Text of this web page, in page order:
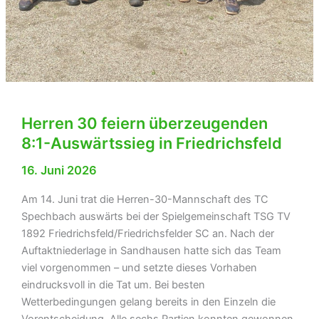
Herren 30 feiern überzeugenden
8:1-Auswärtssieg in Friedrichsfeld
16. Juni 2026
Am 14. Juni trat die Herren-30-Mannschaft des TC
Spechbach auswärts bei der Spielgemeinschaft TSG TV
1892 Friedrichsfeld/Friedrichsfelder SC an. Nach der
Auftaktniederlage in Sandhausen hatte sich das Team
viel vorgenommen – und setzte dieses Vorhaben
eindrucksvoll in die Tat um. Bei besten
Wetterbedingungen gelang bereits in den Einzeln die